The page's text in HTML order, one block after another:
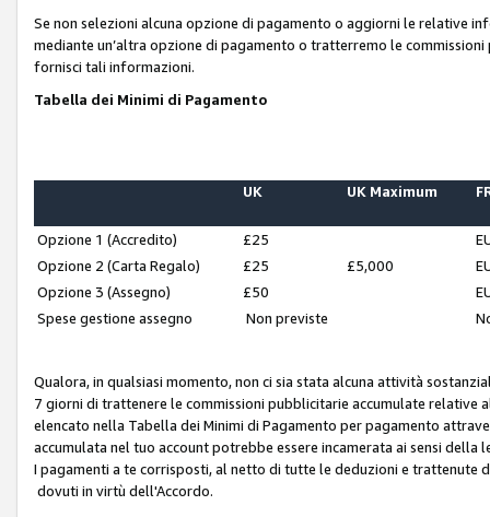
Se non selezioni alcuna opzione di pagamento o aggiorni le relative
mediante un’altra opzione di pagamento o tratterremo le
fornisci tali informazioni.
Tabella dei Minimi di Pagamento
UK UK Maximum
Opzione 1 (Accredito) £25
Opzione 2 (Carta Regalo)
£25 £5,000
Opzione 3 (Assegno)
£50
Spese gestione assegno
Non previste
Qualora, in qualsiasi momento, non ci sia stata alcuna attività
7 giorni di trattenere le commissioni pubblicitarie accumulate
elencato nella Tabella dei Minimi di Pagamento per pagamento
accumulata nel tuo account potrebbe essere incamerata ai sensi
I pagamenti a te corrisposti, al netto di tutte le deduzioni e trattenute
dovuti in virtù dell'Accordo.